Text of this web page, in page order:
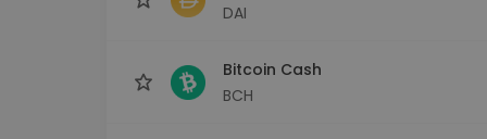
DAI
Bitcoin Cash
BCH